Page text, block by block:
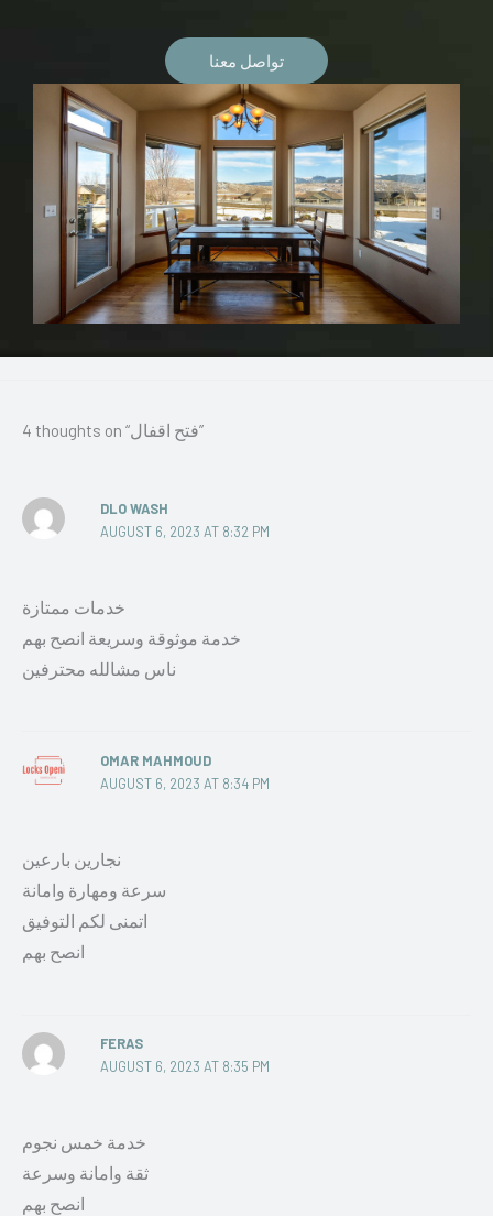
تواصل معنا
4 thoughts on “فتح اقفال”
DLO WASH
AUGUST 6, 2023 AT 8:32 PM
خدمات ممتازة
خدمة موثوقة وسريعة انصح بهم
ناس مشالله محترفين
OMAR MAHMOUD
AUGUST 6, 2023 AT 8:34 PM
نجارين بارعين
سرعة ومهارة وامانة
اتمنى لكم التوفيق
انصح بهم
FERAS
AUGUST 6, 2023 AT 8:35 PM
خدمة خمس نجوم
ثقة وامانة وسرعة
انصح بهم